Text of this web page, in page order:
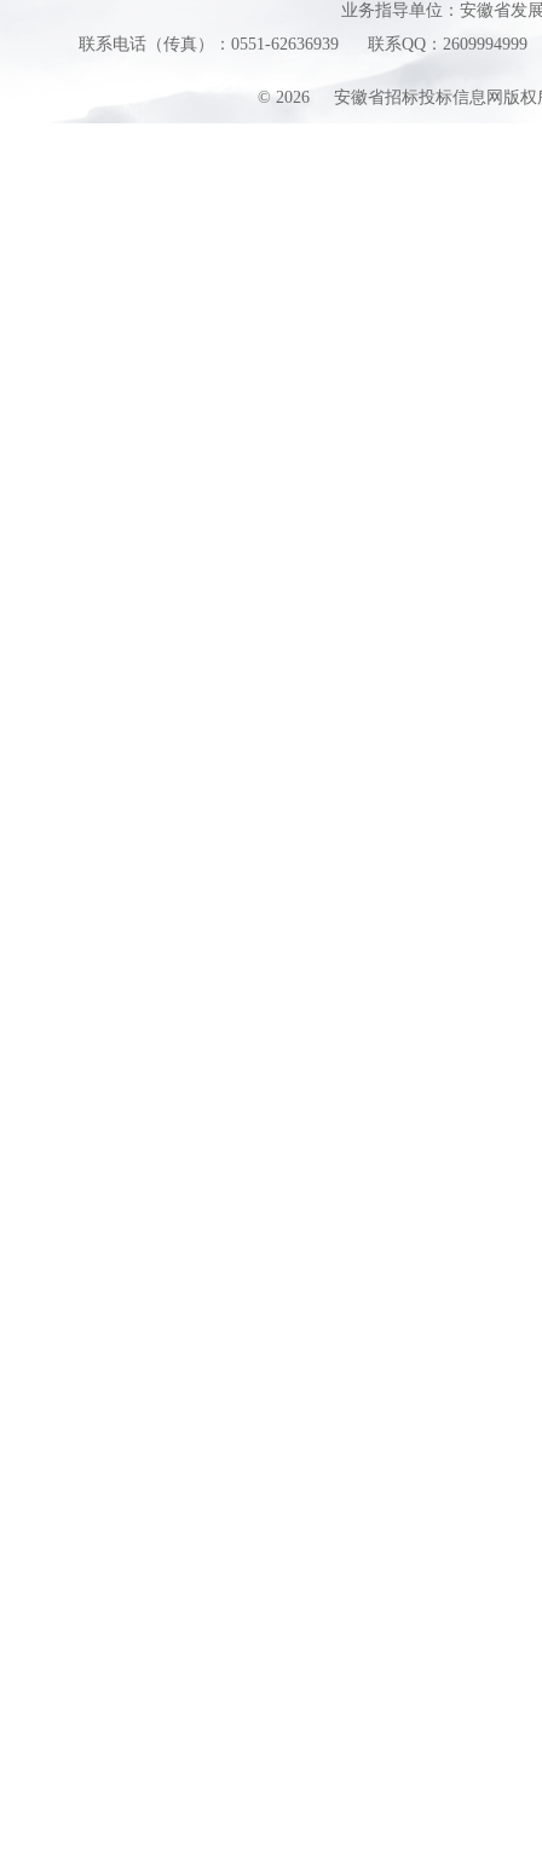
业务指导单位：安徽省发
联系电话（传真）：0551-62636939
联系QQ：2609994999
© 2026 安徽省招标投标信息网版